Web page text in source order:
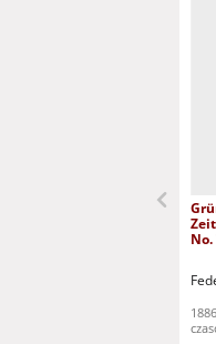
No.
1886